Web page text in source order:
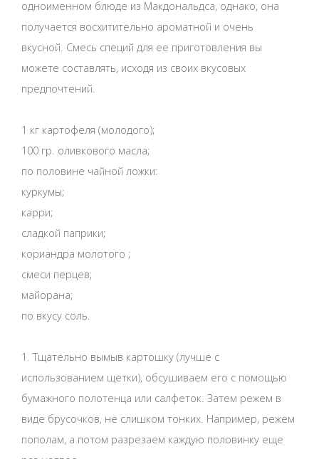
одноименном блюде из Макдональдса, однако, она
получается восхитительно ароматной и очень
вкусной. Смесь специй для ее приготовления вы
можете составлять, исходя из своих вкусовых
предпочтений.
1 кг картофеля (молодого);
100 гр. оливкового масла;
по половине чайной ложки:
куркумы;
карри;
сладкой паприки;
кориандра молотого ;
смеси перцев;
майорана;
по вкусу соль.
1. Тщательно вымыв картошку (лучше с
использованием щетки), обсушиваем его с помощью
бумажного полотенца или салфеток. Затем режем в
виде брусочков, не слишком тонких. Например, режем
пополам, а потом разрезаем каждую половинку еще